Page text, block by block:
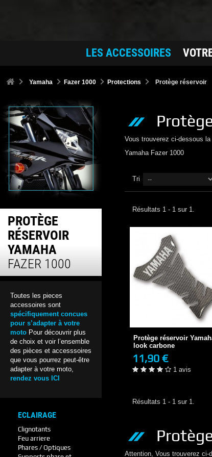
LES ACCESSOIRES
Yamaha Fazer 1000 Protections Protège réservoir
PROTÈGE
RÉSERVOIR
YAMAHA
FAZER 1000
Toutes les pieces
accessoires sont
spécifiquement concues
pour s’adapter à votre
moto Pour découvrir plus
de choix et voir l’ensemble
des pièces et accesssoires
que vous pourrez peut-être
adapter à votre moto,
rendez vous ICI
ECLAIRAGE
Clignotants
Feu arriere
Phares / Optiques
Vous trouverez ci-dessous
Yamaha Fazer 1000
Tri
Résultats 1 - 1 sur 1.
Protège réservoir
look carbone
11,90 €
Protège réservoir
look carbone
11,90 €
1 avis
+ DE DÉTAILS
1 avis
Résultats 1 - 1 sur 1.
Attention, Vous trouverez ci-